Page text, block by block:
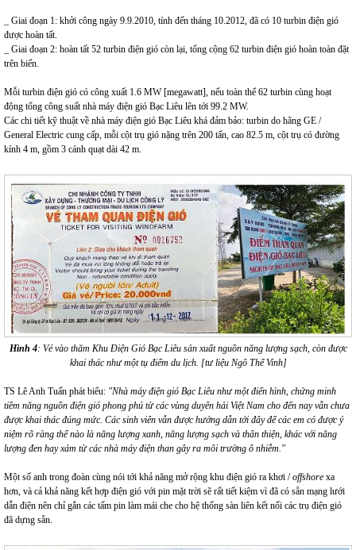
_ Giai đoạn 1: khởi công ngày 9.9.2010, tính đến tháng 10.2012, đã có 10 turbin điện gió
được hoàn tất.
_ Giai đoạn 2: hoàn tất 52 turbin điện gió còn lại, tổng cộng 62 turbin điện gió hoàn toàn đặt
trên biển.
Mỗi turbin điện gió có công xuất 1.6 MW [megawatt], nếu toàn thể 62 turbin cùng hoạt
động tổng công suất nhà máy điện gió Bạc Liêu lên tới 99.2 MW.
Các chi tiết kỹ thuật về nhà máy điện gió Bạc Liêu khá đảm bảo: turbin do hãng GE /
General Electric cung cấp, mỗi cột trụ gió nặng trên 200 tấn, cao 82.5 m, cột trụ có đường
kính 4 m, gồm 3 cánh quạt dài 42 m.
Hình 4: Vé vào thăm Khu Điện Gió Bạc Liêu sản xuất nguồn năng lượng sạch, còn được
khai thác như một tụ điểm du lịch. [tư liệu Ngô Thế Vinh]
TS Lê Anh Tuấn phát biểu: "Nhà máy điện gió Bạc Liêu như một điển hình, chứng minh
tiềm năng nguồn điện gió phong phú từ các vùng duyên hải Việt Nam cho đến nay vẫn chưa
được khai thác đúng mức. Các sinh viên vẫn được hướng dẫn tới đây để các em có được ý
niệm rõ ràng thế nào là năng lượng xanh, năng lượng sạch và thân thiện, khác với năng
lượng đen hay xám từ các nhà máy điện than gây ra môi trường ô nhiễm."
Một số anh trong đoàn cùng nói tới khả năng mở rộng khu điện gió ra khơi /offshore xa
hơn, và cả khả năng kết hợp điện gió với pin mặt trời sẽ rất tiết kiệm vì đã có sẵn mạng lưới
dẫn điện nên chỉ gắn các tấm pin làm mái che cho hệ thống sàn liên kết nối các trụ điện gió
đã dựng sẵn.